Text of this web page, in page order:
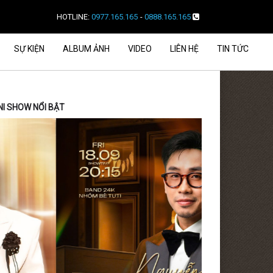
HOTLINE: 0977.165.165 - 0888.165.165
SỰ KIỆN ALBUM ẢNH VIDEO LIÊN HỆ TIN TỨC
SHOW NỔI BẬT